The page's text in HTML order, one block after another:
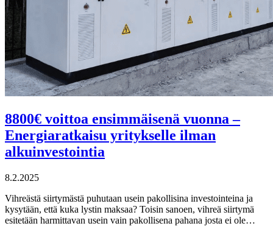
8800€ voittoa ensimmäisenä vuonna –
Energiaratkaisu yritykselle ilman
alkuinvestointia
8.2.2025
Vihreästä siirtymästä puhutaan usein pakollisina investointeina ja
kysytään, että kuka lystin maksaa? Toisin sanoen, vihreä siirtymä
esitetään harmittavan usein vain pakollisena pahana josta ei ole…